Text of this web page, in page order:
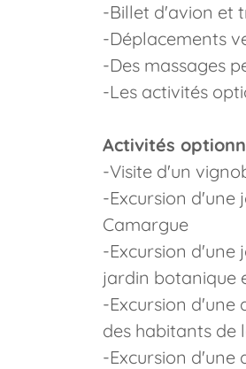
-Billet d'avion et
-Déplacements
-Des massages
-Les activités
Activités
-Visite d'un
-Excursion d'une
Camargue
-Excursion d'une
jardin botanique
-Excursion d'une
des habitants de
-Excursion d'une